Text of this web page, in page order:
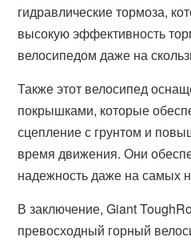
гидравлические тормоза,
высокую эффективность
велосипедом даже на
Также этот велосипед
покрышками, которые
сцепление с грунтом и
время движения. Они
надежность даже на самых
В заключение, Giant
превосходный горный